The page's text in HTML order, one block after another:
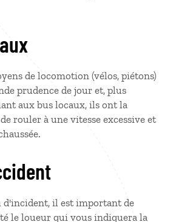
de locomotion (vélos, piétons)
prudence de jour et, plus
aux bus locaux, ils ont la
rouler à une vitesse excessive et
d'incident, il est important de
le loueur qui vous indiquera la